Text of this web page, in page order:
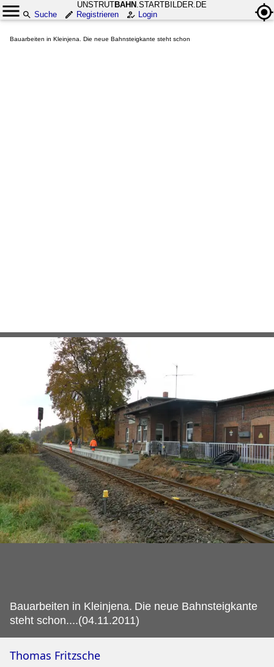
UNSTRUTBAHN .STARTBILDER.DE
Suche
Registrieren Login
Bauarbeiten in Kleinjena. Die neue Bahnsteigkante steht schon
Bauarbeiten in Kleinjena. Die neue Bahnsteigkante
steht schon....(04.11.2011)
Thomas Fritzsche